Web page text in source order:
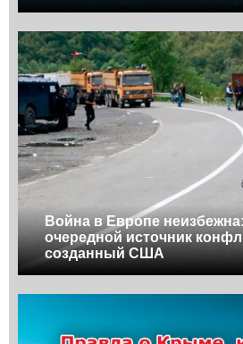
Война в Европе
очередной источник
созданный США